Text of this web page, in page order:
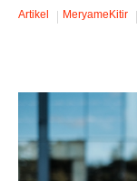
Artikel MeryameKitir